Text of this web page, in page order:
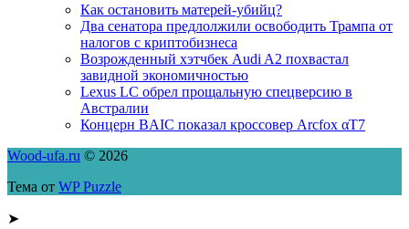
Как остановить матерей-убийц?
Два сенатора предлолжили освободить Трампа от
налогов с криптобизнеса
Возрожденный хэтчбек Audi A2 похвастал
завидной экономичностью
Lexus LC обрел прощальную спецверсию в
Австралии
Концерн BAIC показал кроссовер Arcfox αT7
Wood-ufa.ru © 2026
Тема от WP Puzzle
➤